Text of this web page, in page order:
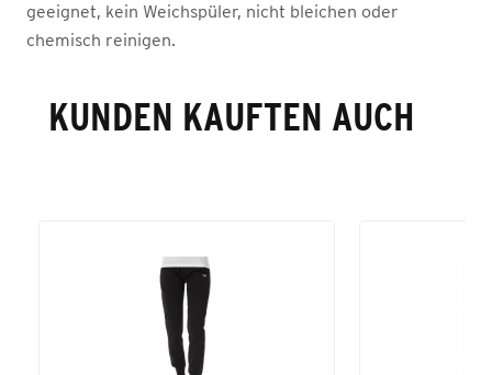
geeignet, kein Weichspüler, nicht bleichen oder
chemisch reinigen.
KUNDEN KAUFTEN AUCH